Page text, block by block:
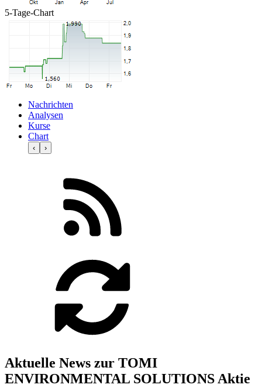
5-Tage-Chart
Nachrichten
Analysen
Kurse
Chart
‹ ›
Aktuelle News zur TOMI
ENVIRONMENTAL SOLUTIONS Aktie